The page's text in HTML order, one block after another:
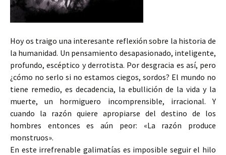
Hoy os traigo una interesante reflexión sobre la historia de
la humanidad. Un pensamiento desapasionado, inteligente,
profundo, escéptico y derrotista. Por desgracia es así, pero
¿cómo no serlo si no estamos ciegos, sordos? El mundo no
tiene remedio, es decadencia, la ebullición de la vida y la
muerte, un hormiguero incomprensible, irracional. Y
cuando la razón quiere apropiarse del destino de los
hombres entonces es aún peor: «La razón produce
monstruos».
En este irrefrenable galimatías es imposible seguir el hilo